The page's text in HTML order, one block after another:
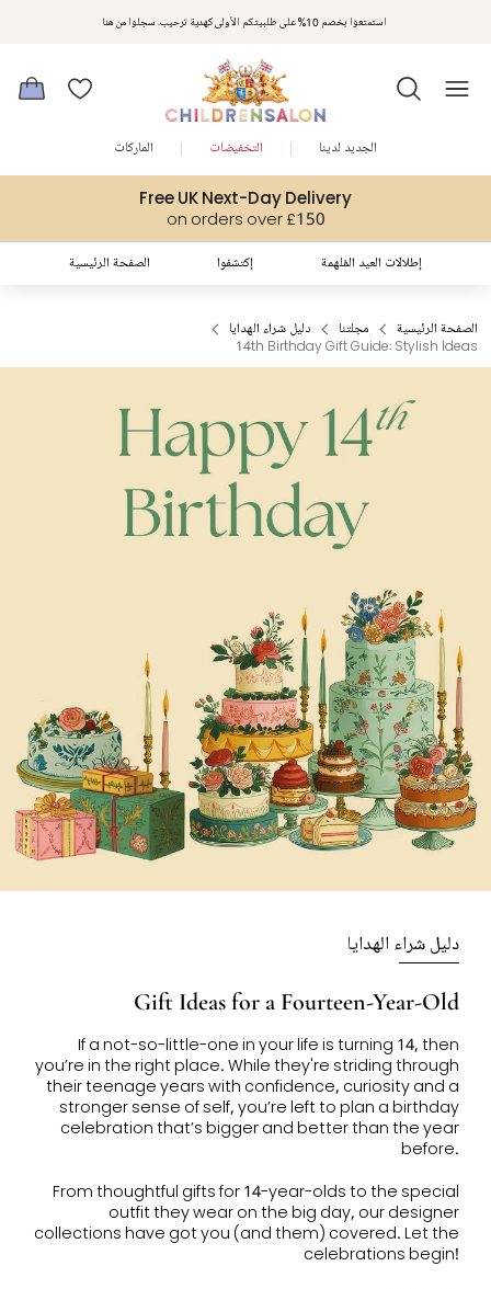
استمتعوا بخصم 10% على طلبيتكم الأولى كهدية ترحيب. سجلوا من هنا
Free UK Next-Day Delivery
on orders over £150
الجديد لدينا التخفيضات الماركات
الصفحة الرئيسية إكتشفوا إطلالات العيد المُلهمة
الصفحة الرئيسية مجلتنا
دليل شراء الهدايا
14th Birthday Gift Guide: Stylish Ideas
دليل شراء الهدايا
Gift Ideas for a Fourteen-Year-Old
If a not-so-little-one in your life is turning 14, then
you’re in the right place. While they're striding through
their teenage years with confidence, curiosity and a
stronger sense of self, you’re left to plan a birthday
celebration that’s bigger and better than the year
before.
From thoughtful gifts for 14-year-olds to the special
outfit they wear on the big day, our designer
collections have got you (and them) covered. Let the
celebrations begin!